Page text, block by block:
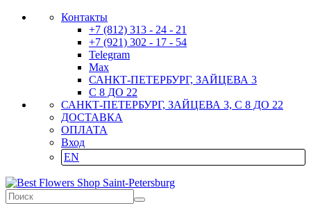
Контакты
+7 (812) 313 - 24 - 21
+7 (921) 302 - 17 - 54
Telegram
Max
САНКТ-ПЕТЕРБУРГ, ЗАЙЦЕВА 3
С 8 ДО 22
САНКТ-ПЕТЕРБУРГ, ЗАЙЦЕВА 3, С 8 ДО 22
ДОСТАВКА
ОПЛАТА
Вход
EN